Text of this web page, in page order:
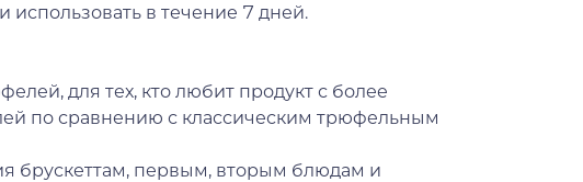
использовать в течение 7 дней.
для тех, кто любит продукт с более
по сравнению с классическим трюфельным
брускеттам, первым, вторым блюдам и